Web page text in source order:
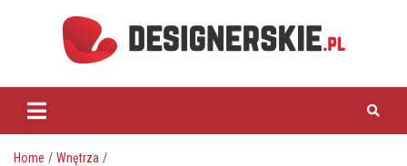
designerskie.pl
Home
Wnętrza